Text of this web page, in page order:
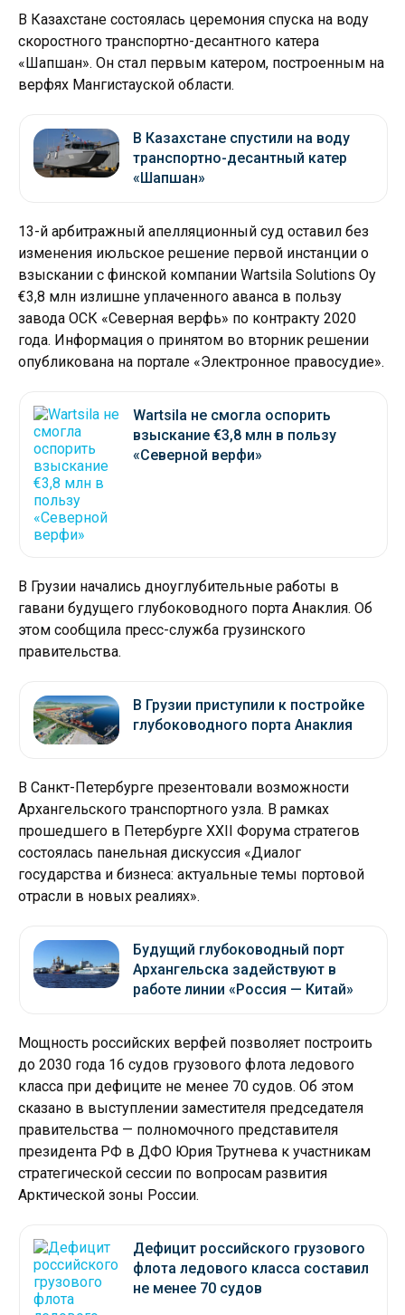
В Казахстане состоялась церемония спуска на воду
скоростного транспортно-десантного катера
«Шапшан». Он стал первым катером, построенным на
верфях Мангистауской области.
В Казахстане спустили на воду
транспортно-десантный катер
«Шапшан»
13-й арбитражный апелляционный суд оставил без
изменения июльское решение первой инстанции о
взыскании с финской компании Wartsila Solutions Oy
€3,8 млн излишне уплаченного аванса в пользу
завода ОСК «Северная верфь» по контракту 2020
года. Информация о принятом во вторник решении
опубликована на портале «Электронное правосудие».
Wartsila не смогла оспорить
взыскание €3,8 млн в пользу
«Северной верфи»
В Грузии начались дноуглубительные работы в
гавани будущего глубоководного порта Анаклия. Об
этом сообщила пресс-служба грузинского
правительства.
В Грузии приступили к постройке
глубоководного порта Анаклия
В Санкт-Петербурге презентовали возможности
Архангельского транспортного узла. В рамках
прошедшего в Петербурге XXII Форума стратегов
состоялась панельная дискуссия «Диалог
государства и бизнеса: актуальные темы портовой
отрасли в новых реалиях».
Будущий глубоководный порт
Архангельска задействуют в
работе линии «Россия — Китай»
Мощность российских верфей позволяет построить
до 2030 года 16 судов грузового флота ледового
класса при дефиците не менее 70 судов. Об этом
сказано в выступлении заместителя председателя
правительства — полномочного представителя
президента РФ в ДФО Юрия Трутнева к участникам
стратегической сессии по вопросам развития
Арктической зоны России.
Дефицит российского грузового
флота ледового класса составил
не менее 70 судов